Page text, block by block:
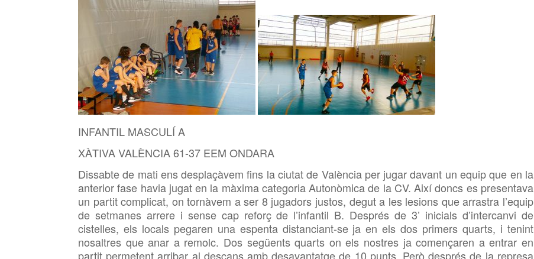
INFANTIL MASCULÍ A
XÀTIVA VALÈNCIA 61-37 EEM ONDARA
Dissabte de mati ens desplaçàvem fins la ciutat de València per jugar davant un equip que en la
anterior fase havia jugat en la màxima categoria Autonòmica de la CV. Així doncs es presentava
un partit complicat, on tornàvem a ser 8 jugadors justos, degut a les lesions que arrastra l’equip
de setmanes arrere i sense cap reforç de l’infantil B. Després de 3’ inicials d’intercanvi de
cistelles, els locals pegaren una espenta distanciant-se ja en els dos primers quarts, i tenint
nosaltres que anar a remolc. Dos següents quarts on els nostres ja començaren a entrar en
partit permetent arribar al descans amb desavantatge de 10 punts. Però després de la represa